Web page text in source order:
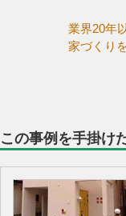
業界20年
家づくり
この事例を手掛け